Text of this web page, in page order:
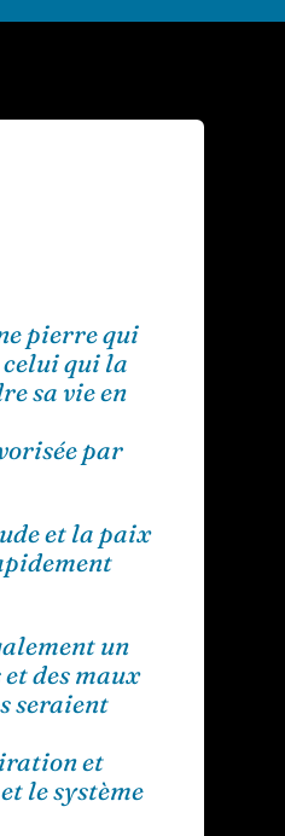
pierre qui
qui la
sa vie en
par
et la paix
un
des maux
seraient
et
le système